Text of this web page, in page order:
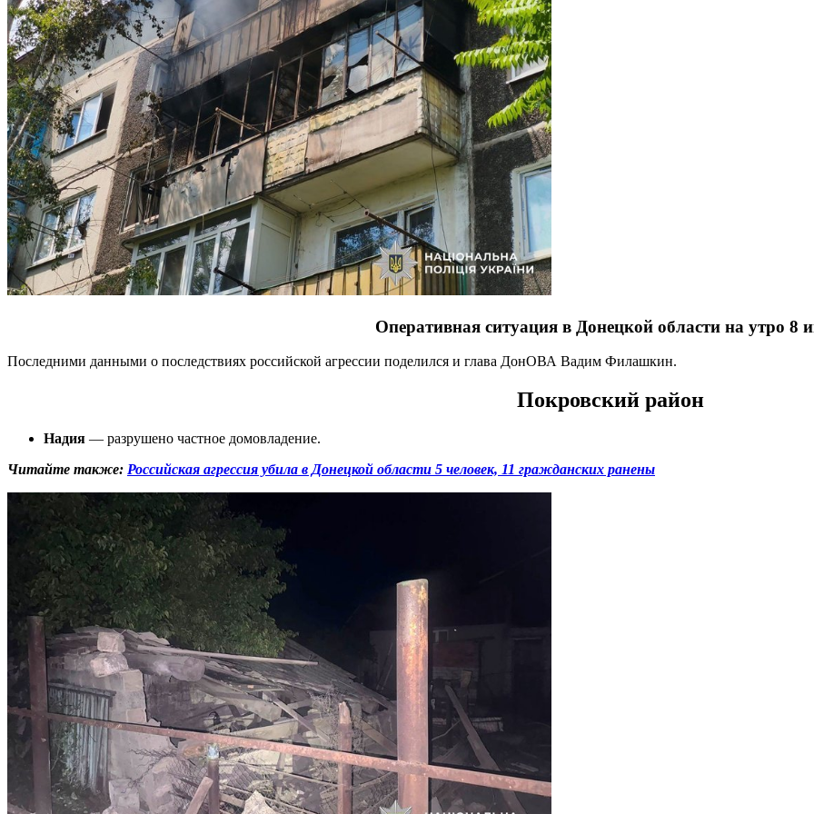
Оперативная ситуация в Донецкой области на утро 8
Последними данными о последствиях российской агрессии поделился и глава ДонОВА Вадим Филашкин.
Покровский район
Надия — разрушено частное домовладение.
Читайте также: Российская агрессия убила в Донецкой области 5 человек, 11 гражданских ранены